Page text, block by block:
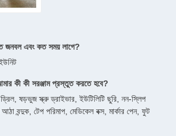
জনবল এবং কত সময় লাগে?
কী কী সরঞ্জাম প্রস্তুত করতে হবে?
ড্রিল, ষড়ভুজ স্ক্রু ড্রাইভার, ইউটিলিটি ছুরি, নন-স্লিপ
বন্দুক, টেপ পরিমাপ, মেডিকেল বক্স, মার্কার পেন, ফুট